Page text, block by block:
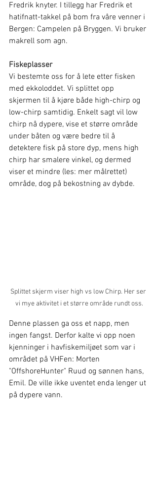
Fredrik knyter. I tillegg har Fredrik et
hatifnatt-takkel på bom fra våre venner i
Bergen: Campelen på Bryggen. Vi bruker
makrell som agn.
Fiskeplasser
Vi bestemte oss for å lete etter fisken
med ekkoloddet. Vi splittet opp
skjermen til å kjøre både high-chirp og
low-chirp samtidig. Enkelt sagt vil low
chirp nå dypere, vise et større område
under båten og være bedre til å
detektere fisk på store dyp, mens high
chirp har smalere vinkel, og dermed
viser et mindre (les: mer målrettet)
område, dog på bekostning av dybde.
Splittet skjerm viser high vs low Chirp. Her ser
vi mye aktivitet i et større område rundt oss.
Denne plassen ga oss et napp, men
ingen fangst. Derfor kalte vi opp noen
kjenninger i havfiskemiljøet som var i
området på VHFen: Morten
"OffshoreHunter" Ruud og sønnen hans,
Emil. De ville ikke uventet enda lenger ut
på dypere vann.